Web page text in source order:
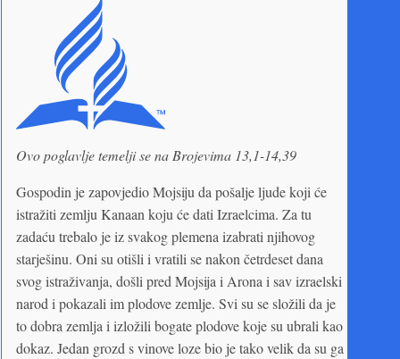
Ovo poglavlje temelji se na Brojevima 13,1-14,39
Gospodin je zapovjedio Mojsiju da pošalje ljude koji će
istražiti zemlju Kanaan koju će dati Izraelcima. Za tu
zadaću trebalo je iz svakog plemena izabrati njihovog
starješinu. Oni su otišli i vratili se nakon četrdeset dana
svog istraživanja, došli pred Mojsija i Arona i sav izraelski
narod i pokazali im plodove zemlje. Svi su se složili da je
to dobra zemlja i izložili bogate plodove koje su ubrali kao
dokaz. Jedan grozd s vinove loze bio je tako velik da su ga